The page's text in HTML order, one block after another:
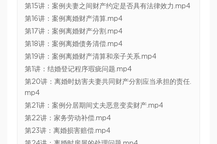
第15讲：案例夫妻之间财产约定是否具有法律效力.mp4
第16讲：案例离婚财产清算.mp4
第17讲：案例离婚财产分割.mp4
第18讲：案例离婚债务清偿.mp4
第19讲：案例离婚财产清算和亲子关系.mp4
第1讲：结婚登记程序瑕疵问题.mp4
第20讲：离婚时妨害夫妻共同财产分割应当承担的责任.
mp4
第21讲：案例分居期间丈夫恶意变卖财产.mp4
第22讲：家务劳动补偿.mp4
第23讲：离婚损害赔偿.mp4